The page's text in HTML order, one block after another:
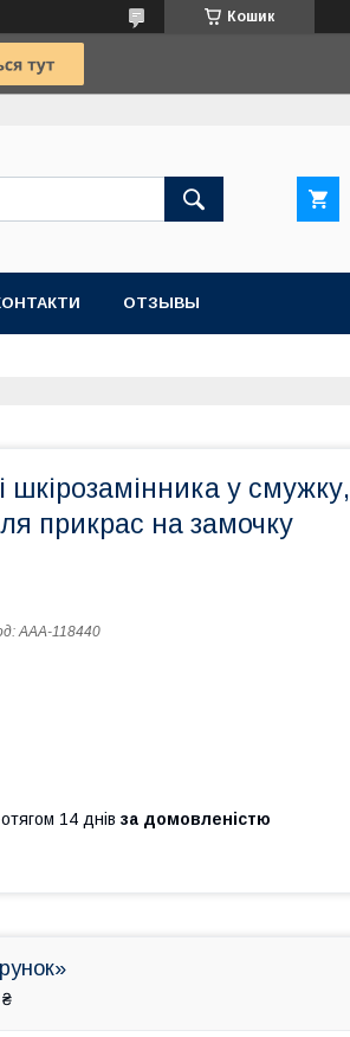
Кошик
ОТЗЫВЫ
шкірозамінника у смужку,
прикрас на замочку
AAA-118440
14 днів за домовленістю